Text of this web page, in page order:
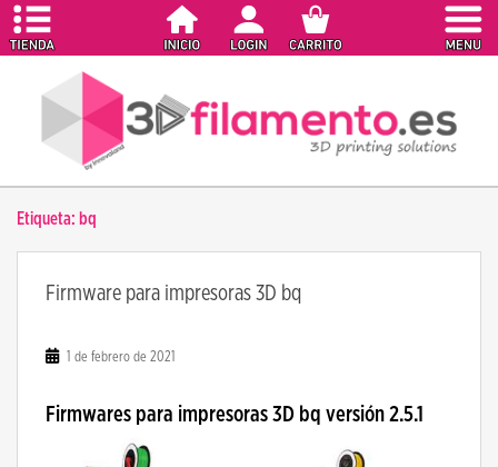
Etiqueta: bq
Firmware para impresoras 3D bq
1 de febrero de 2021
Firmwares para impresoras 3D bq versión 2.5.1